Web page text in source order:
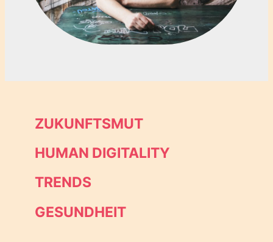
ZUKUNFTSMUT
HUMAN DIGITALITY
TRENDS
GESUNDHEIT